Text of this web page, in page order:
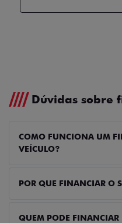
Dúvidas sobre
COMO FUNCIONA UM
VEÍCULO?
POR QUE FINANCIAR O
QUEM PODE FINANCIAR